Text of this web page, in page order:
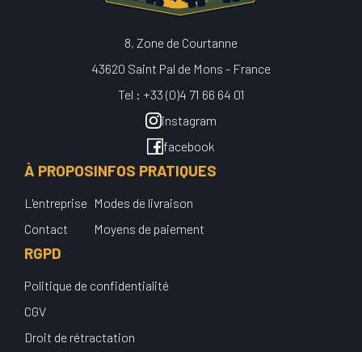
8, Zone de Courtanne
43620 Saint Pal de Mons - France
Tel : +33 (0)4 71 66 64 01
instagram
facebook
À PROPOS
L'entreprise
Contact
INFOS PRATIQUES
Modes de livraison
Moyens de paiement
RGPD
Politique de confidentialité
CGV
Droit de rétractation